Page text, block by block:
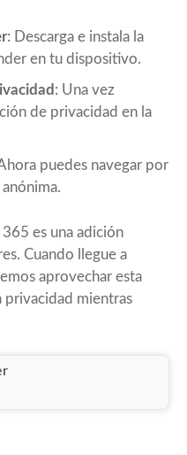
: Descarga e instala la
en tu dispositivo.
: Una vez
de privacidad en la
puedes navegar por
es una adición
Cuando llegue a
aprovechar esta
privacidad mientras